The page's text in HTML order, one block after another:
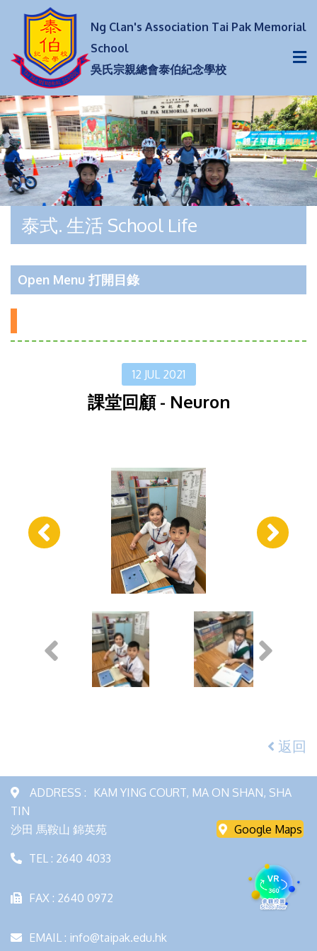
Ng Clan's Association Tai Pak Memorial
School
吳氏宗親總會泰伯紀念學校
泰式. 生活 School Life
Open Menu 打開目錄
12 JUL 2021
課堂回顧 - Neuron
返回
ADDRESS : KAM YING COURT, MA ON SHAN, SHA
TIN
沙田 馬鞍山 錦英苑
Google Maps
TEL : 2640 4033
FAX : 2640 0972
EMAIL : info@taipak.edu.hk